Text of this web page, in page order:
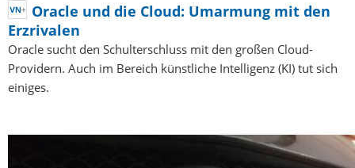
Oracle und die Cloud: Umarmung mit den
Erzrivalen
Oracle sucht den Schulterschluss mit den großen Cloud-
Providern. Auch im Bereich künstliche Intelligenz (KI) tut sich
einiges.